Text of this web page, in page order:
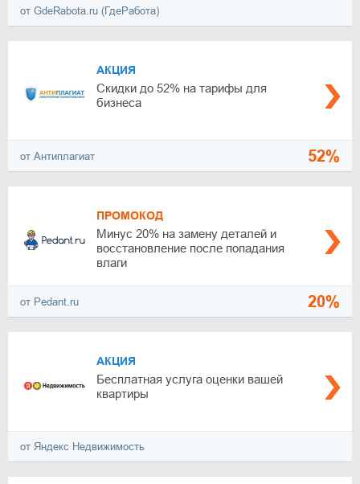
от GdeRabota.ru (ГдеРабота)
АКЦИЯ
Скидки до 52% на тарифы для
бизнеса
от Антиплагиат 52%
ПРОМОКОД
Минус 20% на замену деталей и
восстановление после попадания
влаги
от Pedant.ru 20%
АКЦИЯ
Бесплатная услуга оценки вашей
квартиры
от Яндекс Недвижимость